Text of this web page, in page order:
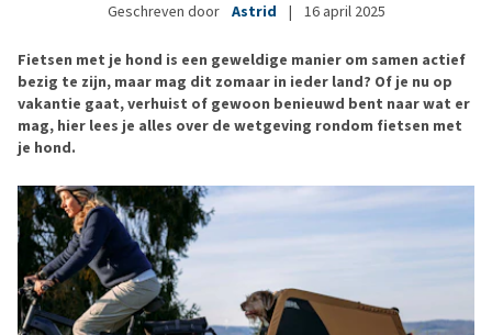
Geschreven door Astrid | 16 april 2025
Fietsen met je hond is een geweldige manier om samen actief
bezig te zijn, maar mag dit zomaar in ieder land? Of je nu op
vakantie gaat, verhuist of gewoon benieuwd bent naar wat er
mag, hier lees je alles over de wetgeving rondom fietsen met
je hond.